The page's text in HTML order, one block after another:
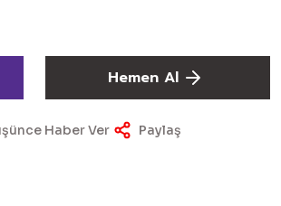
Hemen Al
Haber Ver Paylaş